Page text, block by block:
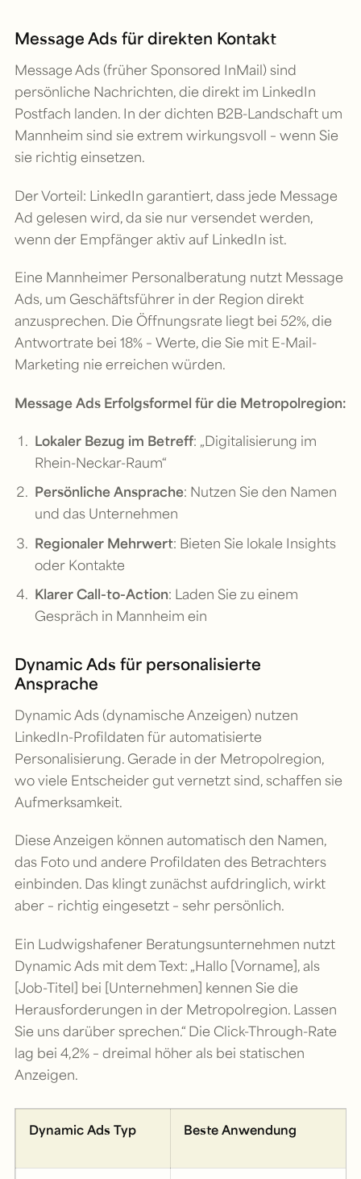
Message Ads für direkten Kontakt
Message Ads (früher Sponsored InMail) sind
persönliche Nachrichten, die direkt im LinkedIn
Postfach landen. In der dichten B2B-Landschaft um
Mannheim sind sie extrem wirkungsvoll – wenn Sie
sie richtig einsetzen.
Der Vorteil: LinkedIn garantiert, dass jede Message
Ad gelesen wird, da sie nur versendet werden,
wenn der Empfänger aktiv auf LinkedIn ist.
Eine Mannheimer Personalberatung nutzt Message
Ads, um Geschäftsführer in der Region direkt
anzusprechen. Die Öffnungsrate liegt bei 52%, die
Antwortrate bei 18% – Werte, die Sie mit E-Mail-
Marketing nie erreichen würden.
Message Ads Erfolgsformel für die Metropolregion:
Lokaler Bezug im Betreff: „Digitalisierung im
Rhein-Neckar-Raum“
Persönliche Ansprache: Nutzen Sie den Namen
und das Unternehmen
Regionaler Mehrwert: Bieten Sie lokale Insights
oder Kontakte
Klarer Call-to-Action: Laden Sie zu einem
Gespräch in Mannheim ein
Dynamic Ads für personalisierte
Ansprache
Dynamic Ads (dynamische Anzeigen) nutzen
LinkedIn-Profildaten für automatisierte
Personalisierung. Gerade in der Metropolregion,
wo viele Entscheider gut vernetzt sind, schaffen sie
Aufmerksamkeit.
Diese Anzeigen können automatisch den Namen,
das Foto und andere Profildaten des Betrachters
einbinden. Das klingt zunächst aufdringlich, wirkt
aber – richtig eingesetzt – sehr persönlich.
Ein Ludwigshafener Beratungsunternehmen nutzt
Dynamic Ads mit dem Text: „Hallo [Vorname], als
[Job-Titel] bei [Unternehmen] kennen Sie die
Herausforderungen in der Metropolregion. Lassen
Sie uns darüber sprechen.“ Die Click-Through-Rate
lag bei 4,2% – dreimal höher als bei statischen
Anzeigen.
Dynamic Ads Typ Beste Anwendung